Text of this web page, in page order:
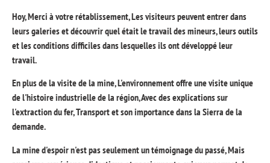
Hoy, Merci à votre rétablissement, Les visiteurs peuvent entrer dans
leurs galeries et découvrir quel était le travail des mineurs, leurs outils
et les conditions difficiles dans lesquelles ils ont développé leur
travail.
En plus de la visite de la mine, L'environnement offre une visite unique
de l'histoire industrielle de la région, Avec des explications sur
l'extraction du fer, Transport et son importance dans la Sierra de la
demande.
La mine d'espoir n'est pas seulement un témoignage du passé, Mais